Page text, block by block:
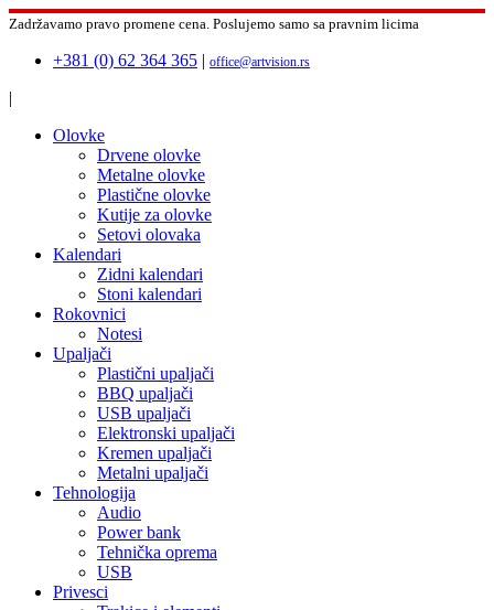
Zadržavamo pravo promene cena. Poslujemo samo sa pravnim licima
+381 (0) 62 364 365 | office@artvision.rs
|
Olovke
Drvene olovke
Metalne olovke
Plastične olovke
Kutije za olovke
Setovi olovaka
Kalendari
Zidni kalendari
Stoni kalendari
Rokovnici
Notesi
Upaljači
Plastični upaljači
BBQ upaljači
USB upaljači
Elektronski upaljači
Kremen upaljači
Metalni upaljači
Tehnologija
Audio
Power bank
Tehnička oprema
USB
Privesci